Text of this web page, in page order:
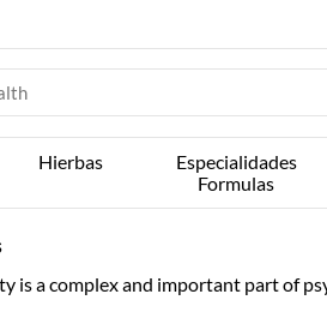
Hierbas
Especialidades
Formulas
is a complex and important part of